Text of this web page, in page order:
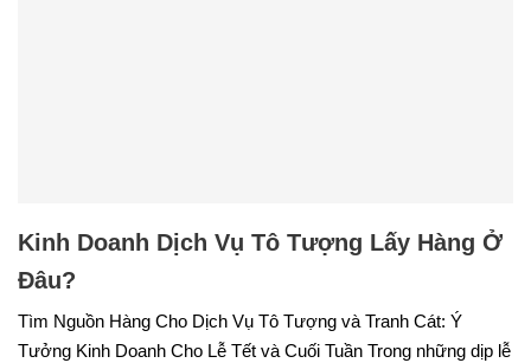
Kinh Doanh Dịch Vụ Tô Tượng Lấy Hàng Ở
Đâu?
Tìm Nguồn Hàng Cho Dịch Vụ Tô Tượng và Tranh Cát: Ý
Tưởng Kinh Doanh Cho Lễ Tết và Cuối Tuần Trong những dịp lễ